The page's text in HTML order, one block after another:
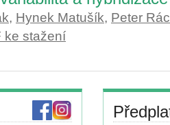
, Hynek Matušík, Peter Rác
ke stažení